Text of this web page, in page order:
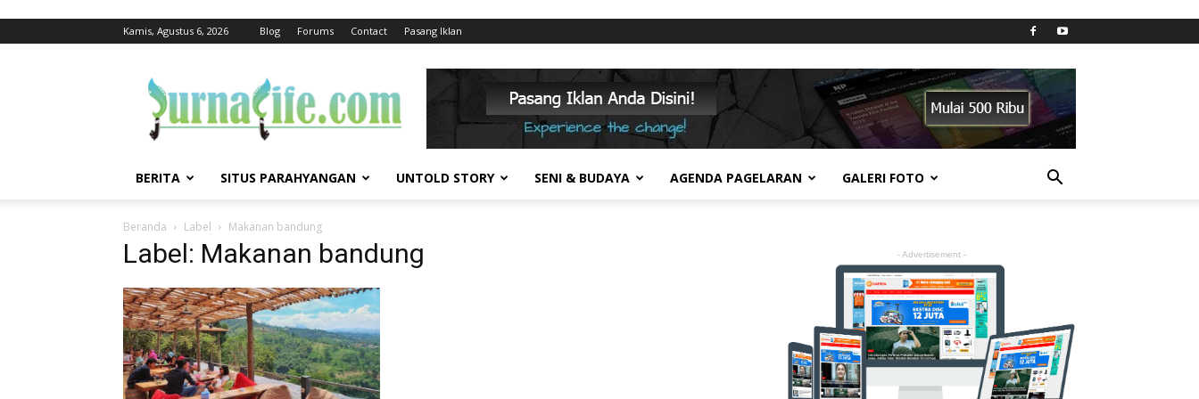
Kamis, Agustus 6, 2026 Blog Forums Contact Pasang Iklan
BERITA SITUS PARAHYANGAN UNTOLD STORY SENI & BUDAYA AGENDA PAGELARAN GALERI FOTO
Beranda Label Makanan bandung
Label: Makanan bandung - Advertisement -